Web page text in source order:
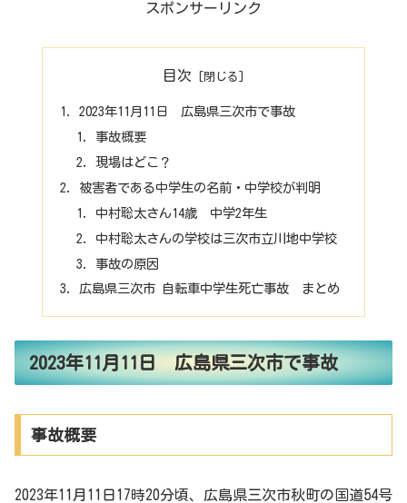
スポンサーリンク
目次
2023年11月11日 広島県三次市で事故
事故概要
現場はどこ？
被害者である中学生の名前・中学校が判明
中村聡太さん14歳 中学2年生
中村聡太さんの学校は三次市立川地中学校
事故の原因
広島県三次市 自転車中学生死亡事故 まとめ
2023年11月11日 広島県三次市で事故
事故概要
2023年11月11日17時20分頃、広島県三次市秋町の国道54号